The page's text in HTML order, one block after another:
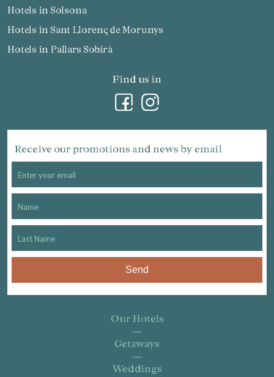
Hotels in Solsona
Hotels in Sant Llorenç de Morunys
Hotels in Pallars Sobirà
Find us in
Receive our promotions and news by email
Send
Our Hotels
Getaways
Weddings